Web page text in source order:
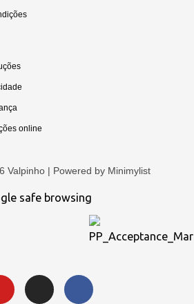
online
Valpinho | Powered by Minimylist